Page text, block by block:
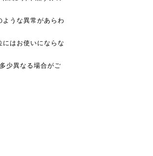
うな異常があらわ
はお使いにならな
少異なる場合がご